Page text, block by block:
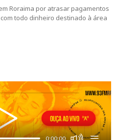
Roraima por atrasar pagamentos
todo dinheiro destinado à área
0:00:00